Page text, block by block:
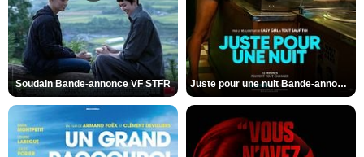
Soudain Bande-annonce VF STFR Juste pour une nuit Bande-annonce VO STFR